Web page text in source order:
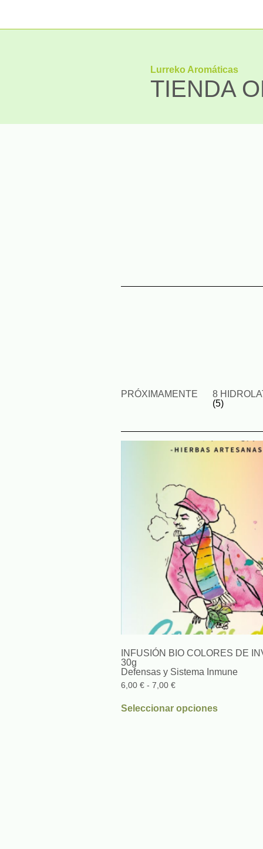
Lurreko Aromáticas
TIENDA
PRÓXIMAMENTE
8
(5)
INFUSIÓN BIO COLORES DE
30g
Defensas y Sistema Inmune
6,00 € - 7,00 €
Seleccionar opciones